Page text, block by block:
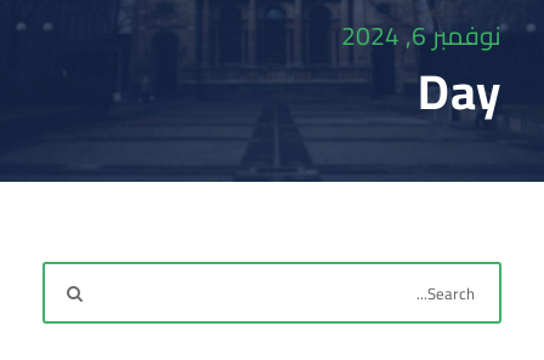
نوفمبر 6, 2024
Day